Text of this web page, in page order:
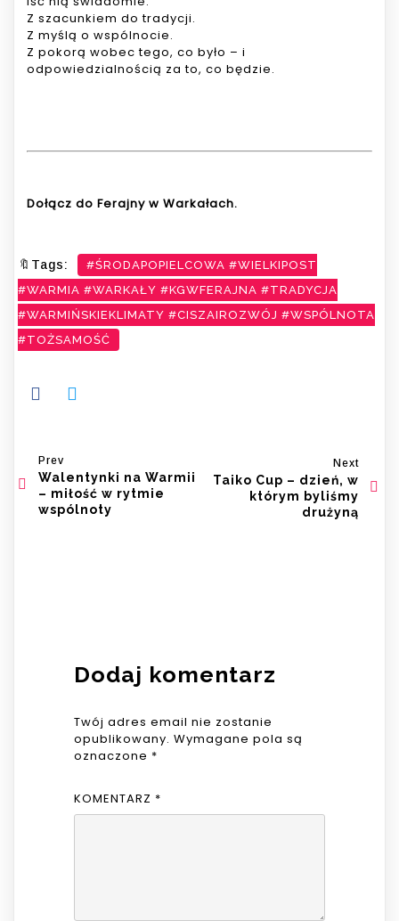
Z szacunkiem do tradycji.
Z myślą o wspólnocie.
Z pokorą wobec tego, co było – i
odpowiedzialnością za to, co będzie.
Dołącz do Ferajny w Warkałach.
🔖Tags:
#ŚRODAPOPIELCOWA #WIELKIPOST
#WARMIA #WARKAŁY #KGWFERAJNA #TRADYCJA
#WARMIŃSKIEKLIMATY #CISZAIROZWÓJ #WSPÓLNOTA
#TOŻSAMOŚĆ
Prev
Walentynki na Warmii
– miłość w rytmie
wspólnoty
Next
Taiko Cup – dzień, w
którym byliśmy
drużyną
Dodaj komentarz
Twój adres email nie zostanie
opublikowany. Wymagane pola są
oznaczone *
KOMENTARZ *